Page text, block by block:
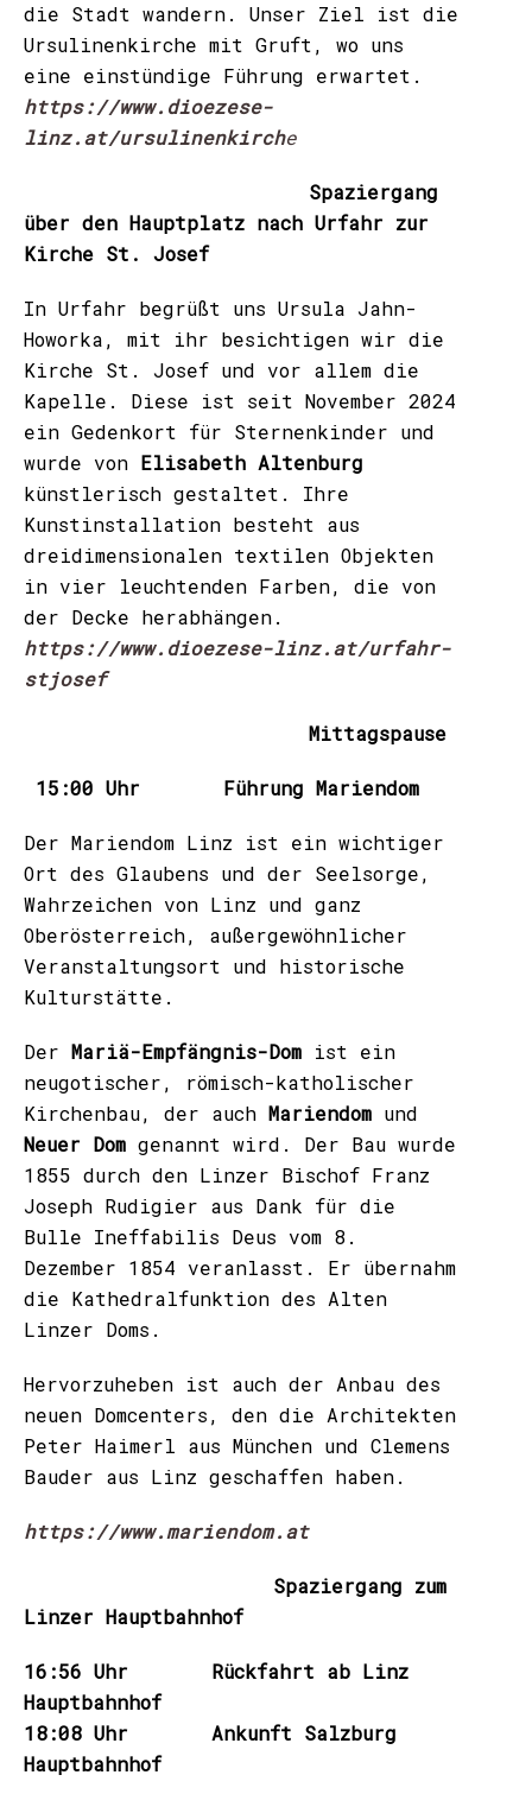
die Stadt wandern. Unser Ziel ist die
Ursulinenkirche mit Gruft, wo uns
eine einstündige Führung erwartet.
https://www.dioezese-
linz.at/ursulinenkirche
Spaziergang
über den Hauptplatz nach Urfahr zur
Kirche St. Josef
In Urfahr begrüßt uns Ursula Jahn-
Howorka, mit ihr besichtigen wir die
Kirche St. Josef und vor allem die
Kapelle. Diese ist seit November 2024
ein Gedenkort für Sternenkinder und
wurde von Elisabeth Altenburg
künstlerisch gestaltet. Ihre
Kunstinstallation besteht aus
dreidimensionalen textilen Objekten
in vier leuchtenden Farben, die von
der Decke herabhängen.
https://www.dioezese-linz.at/urfahr-
stjosef
Mittagspause
15:00 Uhr Führung Mariendom
Der Mariendom Linz ist ein wichtiger
Ort des Glaubens und der Seelsorge,
Wahrzeichen von Linz und ganz
Oberösterreich, außergewöhnlicher
Veranstaltungsort und historische
Kulturstätte.
Der Mariä-Empfängnis-Dom ist ein
neugotischer, römisch-katholischer
Kirchenbau, der auch Mariendom und
Neuer Dom genannt wird. Der Bau wurde
1855 durch den Linzer Bischof Franz
Joseph Rudigier aus Dank für die
Bulle Ineffabilis Deus vom 8.
Dezember 1854 veranlasst. Er übernahm
die Kathedralfunktion des Alten
Linzer Doms.
Hervorzuheben ist auch der Anbau des
neuen Domcenters, den die Architekten
Peter Haimerl aus München und Clemens
Bauder aus Linz geschaffen haben.
https://www.mariendom.at
Spaziergang zum
Linzer Hauptbahnhof
16:56 Uhr Rückfahrt ab Linz
Hauptbahnhof
18:08 Uhr Ankunft Salzburg
Hauptbahnhof